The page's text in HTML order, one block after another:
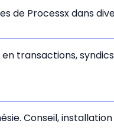
de Processx dans
transactions,
Conseil,